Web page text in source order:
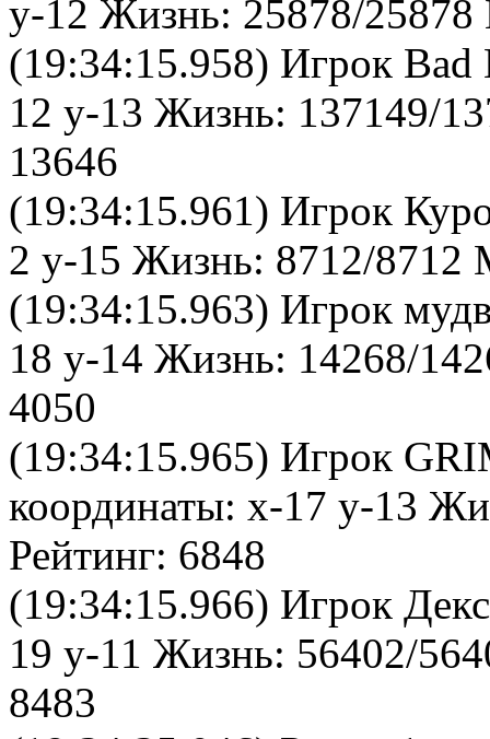
y-12 Жизнь: 25878/25878
(19:34:15.958) Игрок
12 y-13 Жизнь: 137149/
13646
(19:34:15.961) Игрок
2 y-15 Жизнь: 8712/8712
(19:34:15.963) Игрок
18 y-14 Жизнь: 14268/
4050
(19:34:15.965) Игрок
координаты: x-17 y-13
Рейтинг: 6848
(19:34:15.966) Игрок
19 y-11 Жизнь: 56402/
8483